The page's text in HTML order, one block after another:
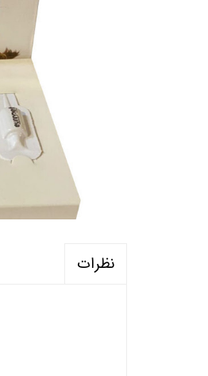
نظرات